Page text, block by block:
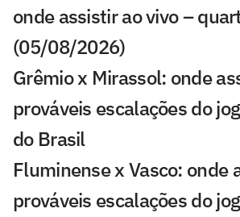
onde assistir ao vivo –
(05/08/2026)
Grêmio x Mirassol: onde
prováveis escalações do
do Brasil
Fluminense x Vasco: onde
prováveis escalações do